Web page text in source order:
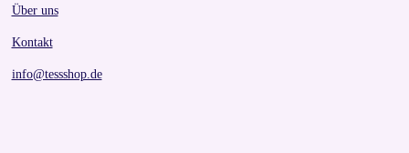
Über uns
Kontakt
info@tessshop.de